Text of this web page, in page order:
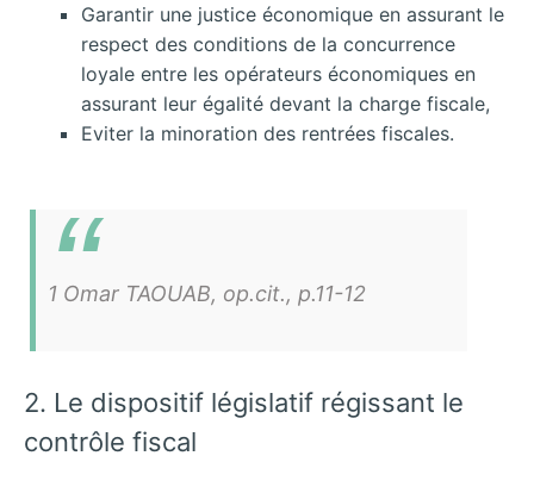
Garantir une justice économique en assurant le
respect des conditions de la concurrence
loyale entre les opérateurs économiques en
assurant leur égalité devant la charge fiscale,
Eviter la minoration des rentrées fiscales.
1 Omar TAOUAB, op.cit., p.11-12
2. Le dispositif législatif régissant le
contrôle fiscal